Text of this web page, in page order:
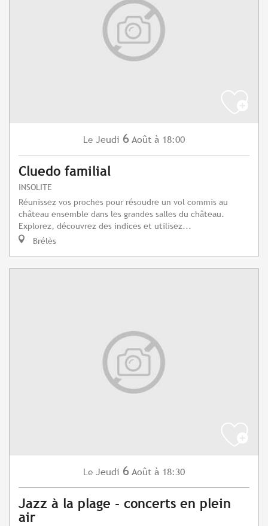
Le Jeudi 6 Août à 18:00
Cluedo familial
INSOLITE
Réunissez vos proches pour résoudre un vol commis au
château ensemble dans les grandes salles du château.
Explorez, découvrez des indices et utilisez...
Brélès
Le Jeudi 6 Août à 18:30
Jazz à la plage - concerts en plein
air